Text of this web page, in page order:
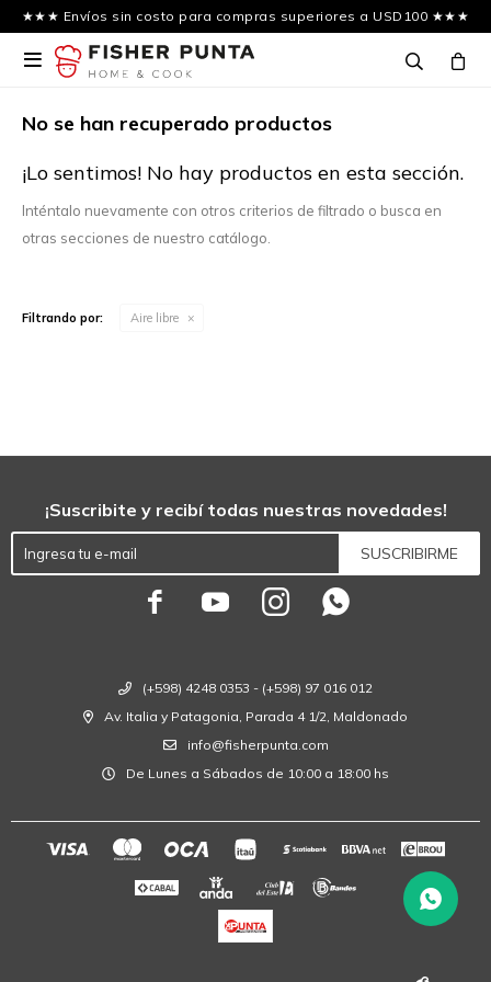
★★★ Envíos sin costo para compras superiores a USD100 ★★★

No se han recuperado productos
¡Lo sentimos! No hay productos en esta sección.
Inténtalo nuevamente con otros criterios de filtrado o busca en
otras secciones de nuestro catálogo.
Filtrando por: Aire libre
(+598) 4248 0353 - (+598) 97 016 012
Av. Italia y Patagonia, Parada 4 1/2, Maldonado
info@fisherpunta.com
De Lunes a Sábados de 10:00 a 18:00 hs
¡Suscribite y recibí todas nuestras novedades!
SUSCRIBIRME
   